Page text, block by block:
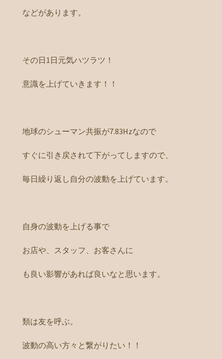
などがあります。
その日1日元気ハツラツ！
意識を上げていきます！！
地球のシューマン共振が7.83Hzなので
すぐに引き戻されて下がってしますので、
毎日繰り返し自分の波動を上げています。
自身の波動を上げる事で
お店や、スタッフ、お客さんに
も良い影響があれば良いなと思います。
類は友を呼ぶ。
波動の高い方々と繋がりたい！！